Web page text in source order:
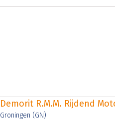
Demorit R.M.M. Rijdend
Groningen (GN)